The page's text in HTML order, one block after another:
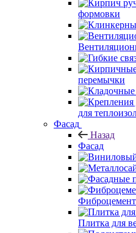
формовки
перемычки
для
Фасад
Назад
Фасад
Плитка для